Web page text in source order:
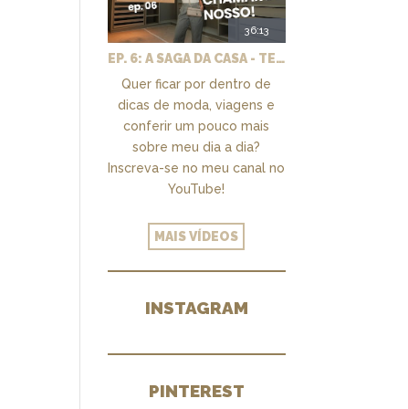
36:13
EP. 6: A SAGA DA CASA - TEMOS UM CLOSET PRA CHAMAR DE NOSSO + MARCENARIA E PAISAGISMO
Quer ficar por dentro de
dicas de moda, viagens e
conferir um pouco mais
sobre meu dia a dia?
Inscreva-se no meu canal no
YouTube!
MAIS VÍDEOS
INSTAGRAM
PINTEREST